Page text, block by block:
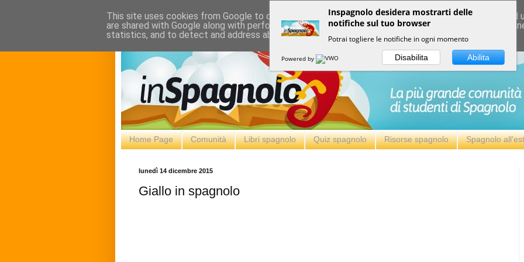
Home Page Comunità Libri spagnolo Quiz spagnolo Risorse spagnolo Spagnolo
lunedì 14 dicembre 2015
Giallo in spagnolo
This site uses cookies from Google to deliver its services and to analyze traffic. Your IP address and
are shared with Google along with performance and security metrics to ensure quality of service,
statistics, and to detect and address abuse.
Inspagnolo desidera mostrarti delle
notifiche sul tuo browser
Potrai togliere le notifiche in ogni momento
Powered by Disabilita Abilita